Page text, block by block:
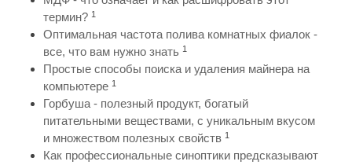
термин? 1
Оптимальная частота полива комнатных фиалок -
все, что вам нужно знать 1
Простые способы поиска и удаления майнера на
компьютере 1
Горбуша - полезный продукт, богатый
питательными веществами, с уникальным вкусом
и множеством полезных свойств 1
Как профессиональные синоптики предсказывают